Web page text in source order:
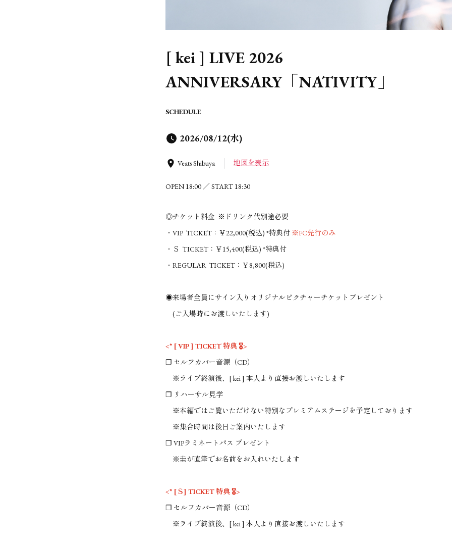
[ kei ] LIVE 2026
ANNIVERSARY「NATIVITY」
SCHEDULE
2026/08/12(水)
Veats Shibuya 地図を表示
OPEN 18:00 ／ START 18:30
◎チケット料金 ※ドリンク代別途必要
・VIP TICKET：￥22,000(税込) *特典付 ※FC先行のみ
・Ｓ TICKET：￥15,400(税込) *特典付
・REGULAR TICKET：￥8,800(税込)
◉来場者全員にサイン入りオリジナルピクチャーチケットプレゼント
(ご入場時にお渡しいたします)
<* [ VIP ] TICKET 特典 🎖️>
❐ セルフカバー音源（CD）
※ライブ終演後、[ kei ] 本人より直接お渡しいたします
❐ リハーサル見学
※本編ではご覧いただけない特別なプレミアムステージを予定しております
※集合時間は後日ご案内いたします
❐ VIPラミネートパス プレゼント
※圭が直筆でお名前をお入れいたします
<* [Ｓ] TICKET 特典 🎖️>
❐ セルフカバー音源（CD）
※ライブ終演後、[ kei ] 本人より直接お渡しいたします